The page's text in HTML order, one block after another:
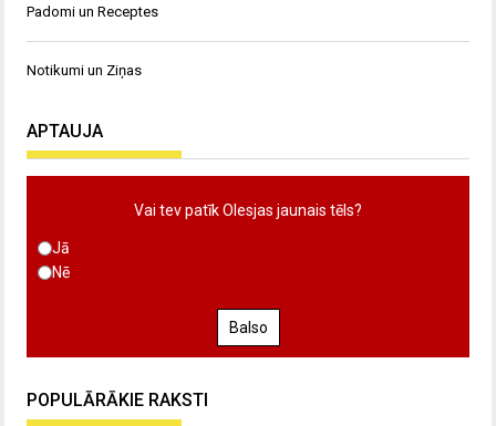
Padomi un Receptes
Notikumi un Ziņas
APTAUJA
Vai tev patīk Olesjas jaunais tēls?
Jā
Nē
Balso
POPULĀRĀKIE RAKSTI